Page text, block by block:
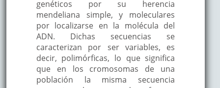
genéticos por su herencia
mendeliana simple, y moleculares
por localizarse en la molécula del
ADN. Dichas secuencias se
caracterizan por ser variables, es
decir, polimórficas, lo que significa
que en los cromosomas de una
población la misma secuencia